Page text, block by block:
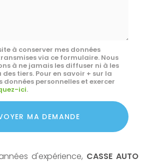
à conserver mes données
via ce formulaire. Nous
à ne jamais les diffuser ni à les
tiers. Pour en savoir + sur la
données personnelles et exercer
ici.
MA DEMANDE
d'expérience, CASSE AUTO